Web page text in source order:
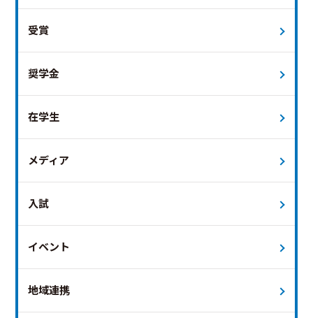
受賞
奨学金
在学生
メディア
入試
イベント
地域連携